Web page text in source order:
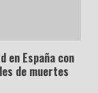
en España con
de muertes